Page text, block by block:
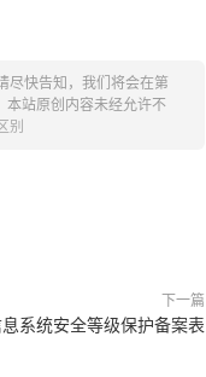
尽快告知，我们将会在第
站原创内容未经允许不
别
下一篇
系统安全等级保护备案表